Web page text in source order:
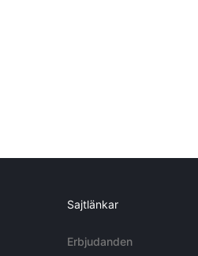
Sajtlänkar
Erbjudanden